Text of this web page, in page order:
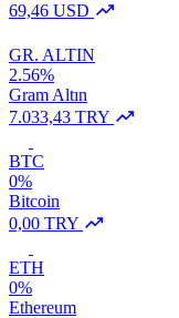
69,46 USD
GR. ALTIN
2.56%
Gram Altın
7.033,43 TRY
BTC
0%
Bitcoin
0,00 TRY
ETH
0%
Ethereum